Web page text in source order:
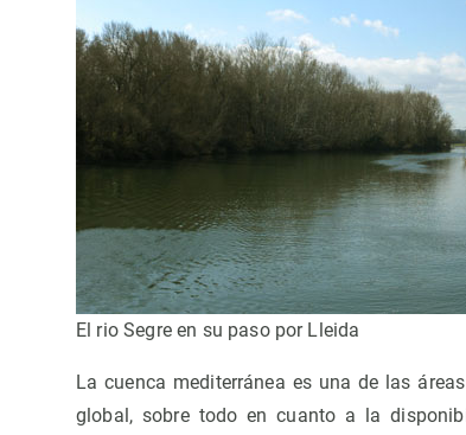
El rio Segre en su paso por Lleida
La cuenca mediterránea es una de las
global, sobre todo en cuanto a la